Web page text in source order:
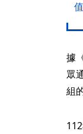
據
眾
組